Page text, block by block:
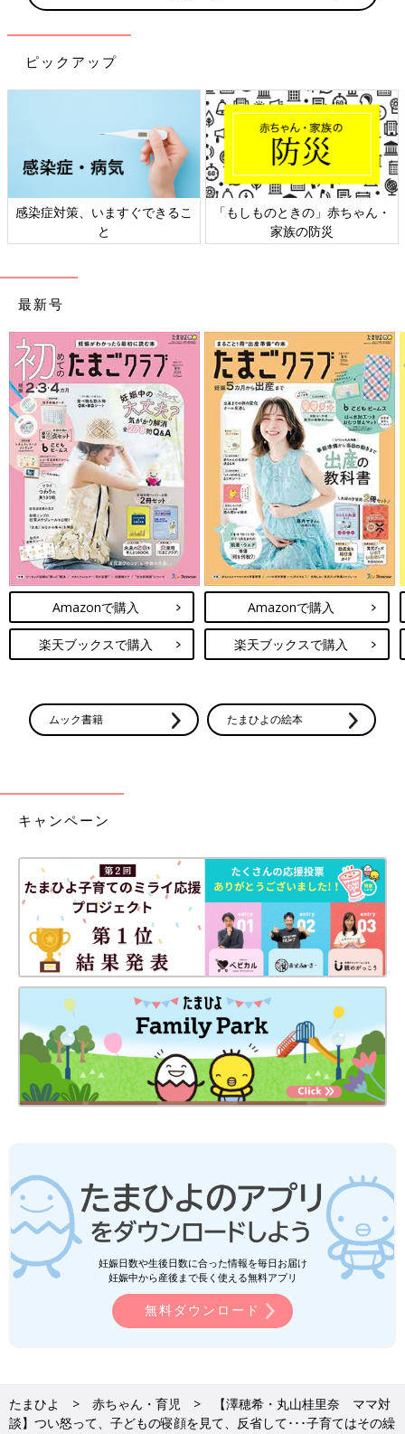
ピックアップ
日本外来小児科学会リーフレッ
ト検討会
六星占術 細木かおりさんの人生
相談
最新号
Amazonで購入
楽天ブックスで購入
Amazonで購入
楽天ブックスで購入
ムック書籍 たまひよの絵本
キャンペーン
妊娠日数や生後日数に合った情報を毎日お届け
妊娠中から産後まで長く使える無料アプリ
無料ダウンロード
たまひよ 赤ちゃん・育児
【澤穂希・丸山桂里奈 ママ対
談】つい怒って、子どもの寝顔を見て、反省して･･･子育てはその繰